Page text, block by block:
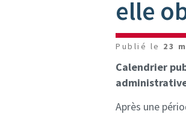
elle
Publié le 23
Calendrier
Après une